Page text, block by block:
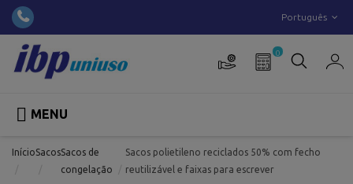
Português
0
 MENU
InícioSacosSacos de
congelação
Sacos polietileno reciclados 50% com fecho
reutilizável e faixas para escrever